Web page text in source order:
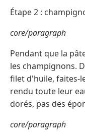
Étape 2 :
core/paragraph
Pendant que la
les champignons.
filet d'huile, faites-
rendu toute leur
dorés, pas des
core/paragraph